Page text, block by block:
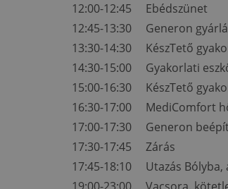
12:00-12:45 Ebédszünet
12:45-13:30 Generon
13:30-14:30 KészTető
14:30-15:00 Gyakorlati
15:00-16:30 KészTető
16:30-17:00 MediComfort
17:00-17:30 Generon
17:30-17:45 Zárás
17:45-18:10 Utazás Bólyba,